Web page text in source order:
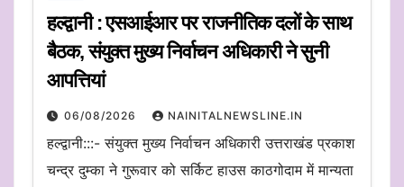
हल्द्वानी : एसआईआर पर राजनीतिक दलों के साथ
बैठक, संयुक्त मुख्य निर्वाचन अधिकारी ने सुनी
आपत्तियां
06/08/2026 NAINITALNEWSLINE.IN
हल्द्वानी:::- संयुक्त मुख्य निर्वाचन अधिकारी उत्तराखंड प्रकाश
चन्द्र दुम्का ने गुरूवार को सर्किट हाउस काठगोदाम में मान्यता